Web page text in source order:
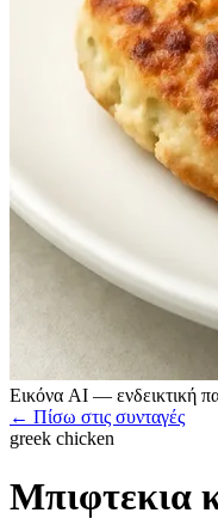
Εικόνα AI — ενδεικτική
← Πίσω στις συνταγές
greek chicken
Μπιφτεκια